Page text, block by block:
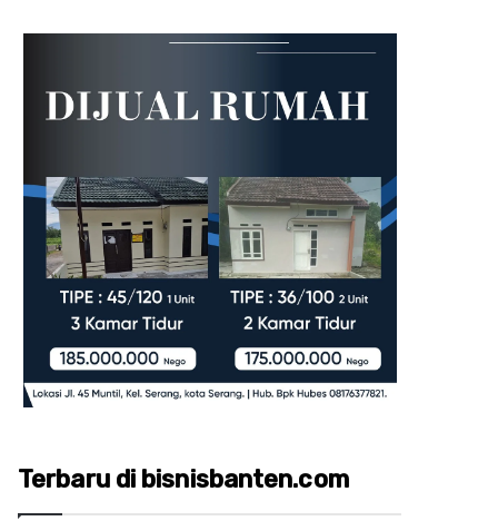
Terbaru di bisnisbanten.com